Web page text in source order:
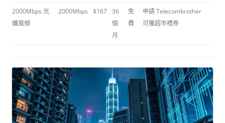
2000Mbps 光
纖寬頻
2000Mbps $167 36
個
月
免
費
申請 Telecombrother
可獲超市禮券